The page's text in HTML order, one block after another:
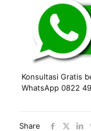
Konsultasi Gratis
WhatsApp 0822
Share